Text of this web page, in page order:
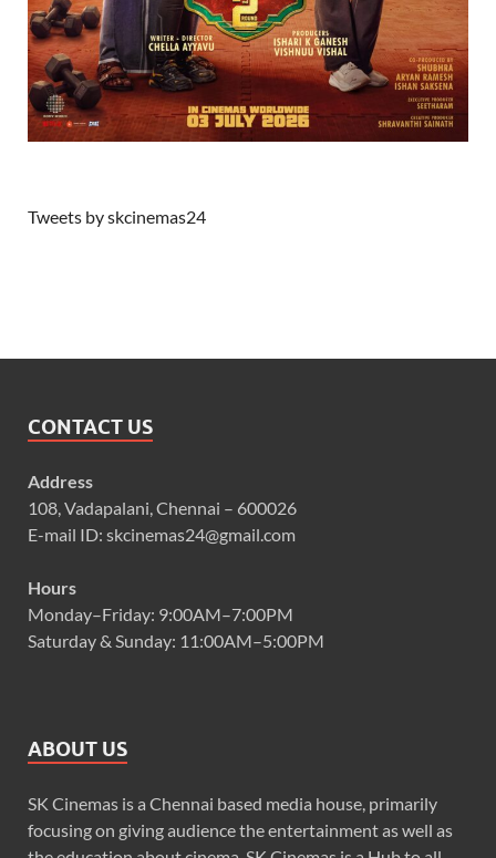
Tweets by skcinemas24
CONTACT US
Address
108, Vadapalani, Chennai – 600026
E-mail ID: skcinemas24@gmail.com
Hours
Monday–Friday: 9:00AM–7:00PM
Saturday & Sunday: 11:00AM–5:00PM
ABOUT US
SK Cinemas is a Chennai based media house, primarily
focusing on giving audience the entertainment as well as